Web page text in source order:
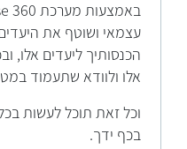
עצמאי ושוטף את
הכנסותיך ליעדים אלו,
אלו ולוודא שתעמוד
וכל זאת תוכל לעשות
בכף ידך.